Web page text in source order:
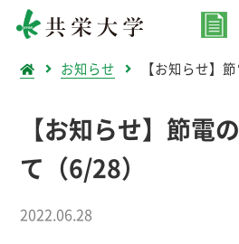
お知らせ 【お知らせ】
【お知らせ】節電
て（6/28）
2022.06.28